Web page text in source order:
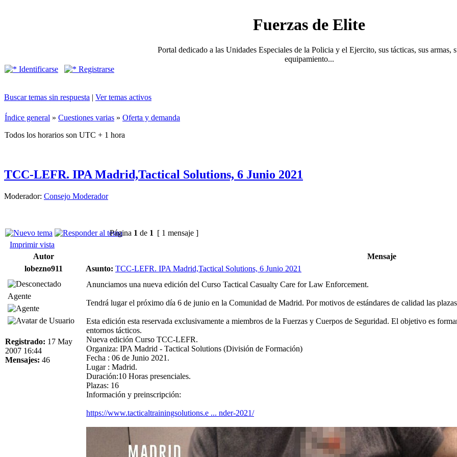
Fuerzas de Elite
Portal dedicado a las Unidades Especiales de la Policia y el Ejercito, sus tácticas, sus armas,
equipamiento...
Identificarse
Registrarse
Buscar temas sin respuesta | Ver temas activos
Índice general » Cuestiones varias » Oferta y demanda
Todos los horarios son UTC + 1 hora
TCC-LEFR. IPA Madrid,Tactical Solutions, 6 Junio 2021
Moderador: Consejo Moderador
Página 1 de 1 [ 1 mensaje ]
Imprimir vista
Autor
Mensaje
lobezno911
Asunto: TCC-LEFR. IPA Madrid,Tactical Solutions, 6 Junio 2021
Agente
Registrado: 17 May
2007 16:44
Mensajes: 46
Anunciamos una nueva edición del Curso Tactical Casualty Care for Law Enforcement.
Tendrá lugar el próximo día 6 de junio en la Comunidad de Madrid. Por motivos de estándares de calidad las
Esta edición esta reservada exclusivamente a miembros de la Fuerzas y Cuerpos de Seguridad. El objetivo es
entornos tácticos.
Nueva edición Curso TCC-LEFR.
Organiza: IPA Madrid - Tactical Solutions (División de Formación)
Fecha : 06 de Junio 2021.
Lugar : Madrid.
Duración:10 Horas presenciales.
Plazas: 16
Información y preinscripción:
https://www.tacticaltrainingsolutions.e ... nder-2021/